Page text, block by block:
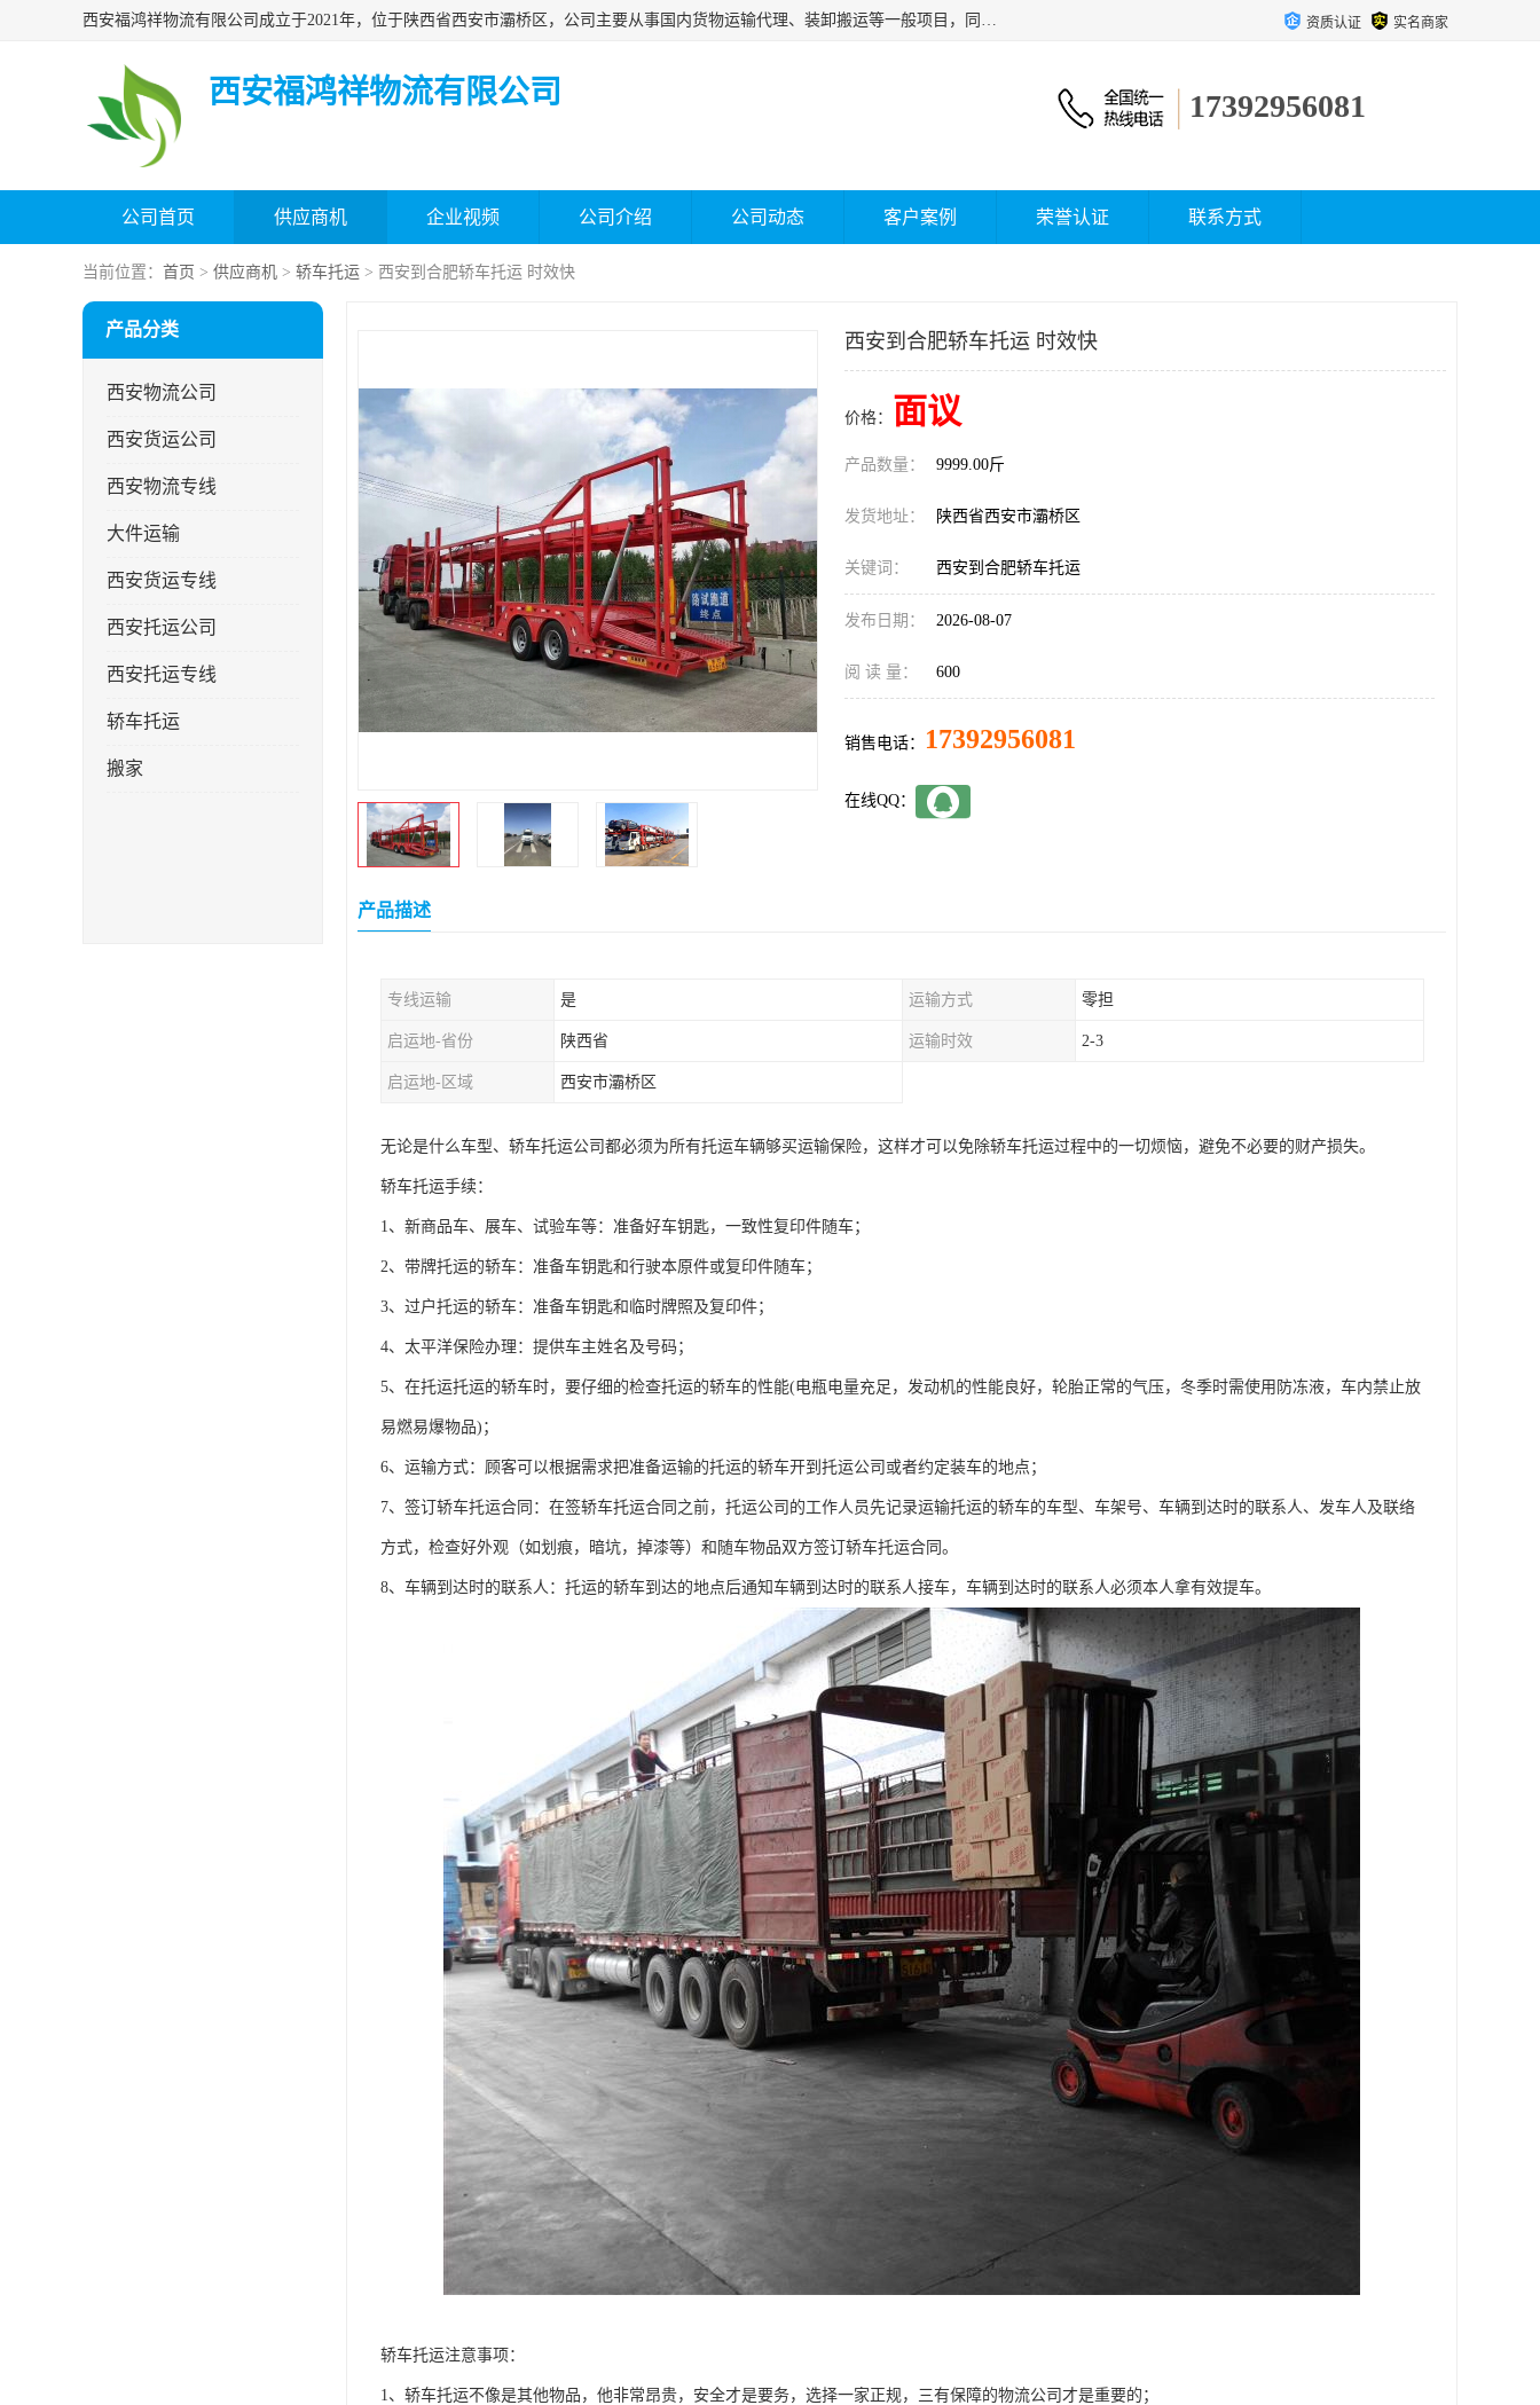
西安福鸿祥物流有限公司成立于2021年，位于陕西省西安市灞桥区，公司主要从事国内货物运输代理、装卸搬运等一般项目，同时具备道路货物运输（不含危险货物）的许可资质。凭借专业的物流服务和*的运输能力，公司致力于为客户提供安全、可靠的物流解决方案，满足多样化的运输需求，助力企业*运营。 资质认证 实名商家
西安福鸿祥物流有限公司 17392956081
公司首页 供应商机 企业视频 公司介绍 公司动态 客户案例 荣誉认证 联系方式
当前位置： 首页 > 供应商机 > 轿车托运 > 西安到合肥轿车托运 时效快
产品分类
西安物流公司
西安货运公司
西安物流专线
大件运输
西安货运专线
西安托运公司
西安托运专线
轿车托运
搬家
西安到合肥轿车托运 时效快
价格： 面议
产品数量： 9999.00斤
发货地址： 陕西省西安市灞桥区
关键词： 西安到合肥轿车托运
发布日期： 2026-08-07
阅 读 量： 600
销售电话： 17392956081
在线QQ：
产品描述
专线运输 是 运输方式 零担
启运地-省份 陕西省 运输时效 2-3
启运地-区域 西安市灞桥区
无论是什么车型、轿车托运公司都必须为所有托运车辆够买运输保险，这样才可以免除轿车托运过程中的一切烦恼，避免不必要的财产损失。
轿车托运手续：
1、新商品车、展车、试验车等：准备好车钥匙，一致性复印件随车；
2、带牌托运的轿车：准备车钥匙和行驶本原件或复印件随车；
3、过户托运的轿车：准备车钥匙和临时牌照及复印件；
4、太平洋保险办理：提供车主姓名及号码；
5、在托运托运的轿车时，要仔细的检查托运的轿车的性能(电瓶电量充足，发动机的性能良好，轮胎正常的气压，冬季时需使用防冻液，车内禁止放
易燃易爆物品)；
6、运输方式：顾客可以根据需求把准备运输的托运的轿车开到托运公司或者约定装车的地点；
7、签订轿车托运合同：在签轿车托运合同之前，托运公司的工作人员先记录运输托运的轿车的车型、车架号、车辆到达时的联系人、发车人及联络
方式，检查好外观（如划痕，暗坑，掉漆等）和随车物品双方签订轿车托运合同。
8、车辆到达时的联系人：托运的轿车到达的地点后通知车辆到达时的联系人接车，车辆到达时的联系人必须本人拿有效提车。
轿车托运注意事项：
1、轿车托运不像是其他物品，他非常昂贵，安全才是要务，选择一家正规，三有保障的物流公司才是重要的；